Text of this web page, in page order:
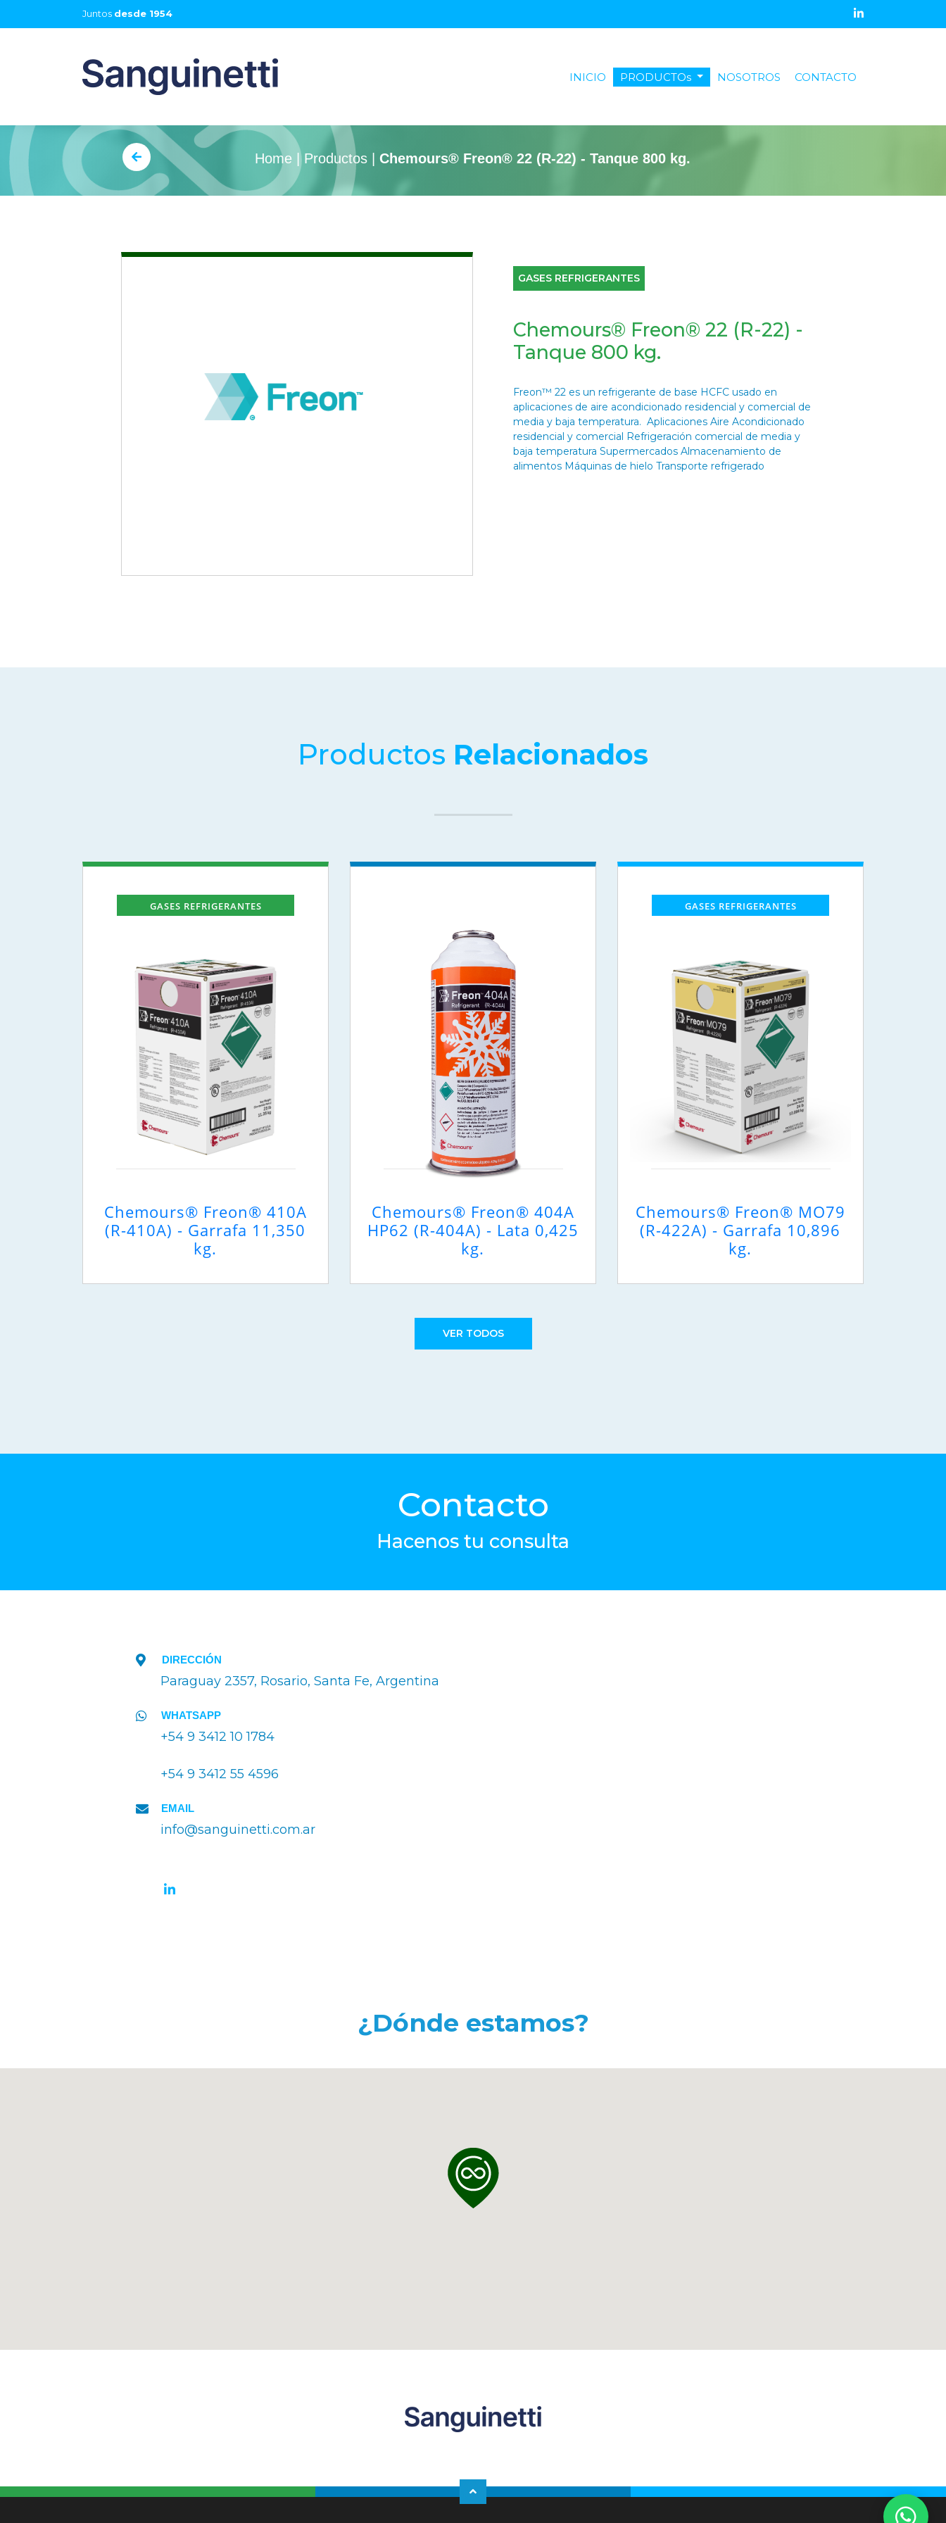
Juntos desde 1954
INICIO (current)
PRODUCTOs NOSOTROS CONTACTO
Home | Productos |Chemours® Freon® 22 (R-22) - Tanque 800 kg.
GASES REFRIGERANTES
Chemours® Freon® 22 (R-22) -
Tanque 800 kg.
Freon™ 22 es un refrigerante de base HCFC usado en
aplicaciones de aire acondicionado residencial y comercial de
media y baja temperatura. Aplicaciones Aire Acondicionado
residencial y comercial Refrigeración comercial de media y
baja temperatura Supermercados Almacenamiento de
alimentos Máquinas de hielo Transporte refrigerado
Productos Relacionados
GASES REFRIGERANTES
Chemours® Freon® 410A
(R-410A) - Garrafa 11,350
kg.
Chemours® Freon® 404A
HP62 (R-404A) - Lata 0,425
kg.
GASES REFRIGERANTES
Chemours® Freon® MO79
(R-422A) - Garrafa 10,896
kg.
VER TODOS
Contacto
Hacenos tu consulta
DIRECCIÓN
Paraguay 2357, Rosario, Santa Fe, Argentina
WHATSAPP
+54 9 3412 10 1784
+54 9 3412 55 4596
EMAIL
info@sanguinetti.com.ar
¿Dónde estamos?